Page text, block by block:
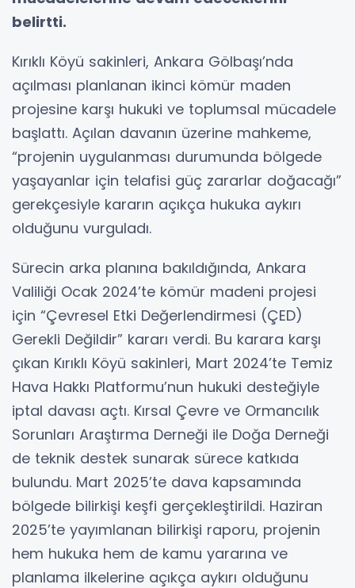
belirtti.
Kırıklı Köyü sakinleri, Ankara Gölbaşı’nda
açılması planlanan ikinci kömür maden
projesine karşı hukuki ve toplumsal mücadele
başlattı. Açılan davanın üzerine mahkeme,
“projenin uygulanması durumunda bölgede
yaşayanlar için telafisi güç zararlar doğacağı”
gerekçesiyle kararın açıkça hukuka aykırı
olduğunu vurguladı.
Sürecin arka planına bakıldığında, Ankara
Valiliği Ocak 2024’te kömür madeni projesi
için “Çevresel Etki Değerlendirmesi (ÇED)
Gerekli Değildir” kararı verdi. Bu karara karşı
çıkan Kırıklı Köyü sakinleri, Mart 2024’te Temiz
Hava Hakkı Platformu’nun hukuki desteğiyle
iptal davası açtı. Kırsal Çevre ve Ormancılık
Sorunları Araştırma Derneği ile Doğa Derneği
de teknik destek sunarak sürece katkıda
bulundu. Mart 2025’te dava kapsamında
bölgede bilirkişi keşfi gerçekleştirildi. Haziran
2025’te yayımlanan bilirkişi raporu, projenin
hem hukuka hem de kamu yararına ve
planlama ilkelerine açıkça aykırı olduğunu